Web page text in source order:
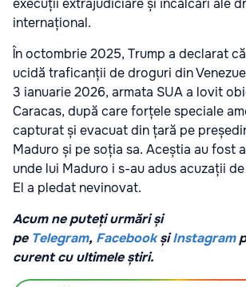
internațional.
În octombrie 2025, Trump a declarat
ucidă traficanții de droguri din
3 ianuarie 2026, armata SUA a lovit
Caracas, după care forțele speciale
capturat și evacuat din țară pe
Maduro și pe soția sa. Aceștia au fost
unde lui Maduro i s-au adus acuzații
El a pledat nevinovat.
Acum ne puteți urmări și
pe Telegram, Facebook șiInstagram
curent cu ultimele știri.